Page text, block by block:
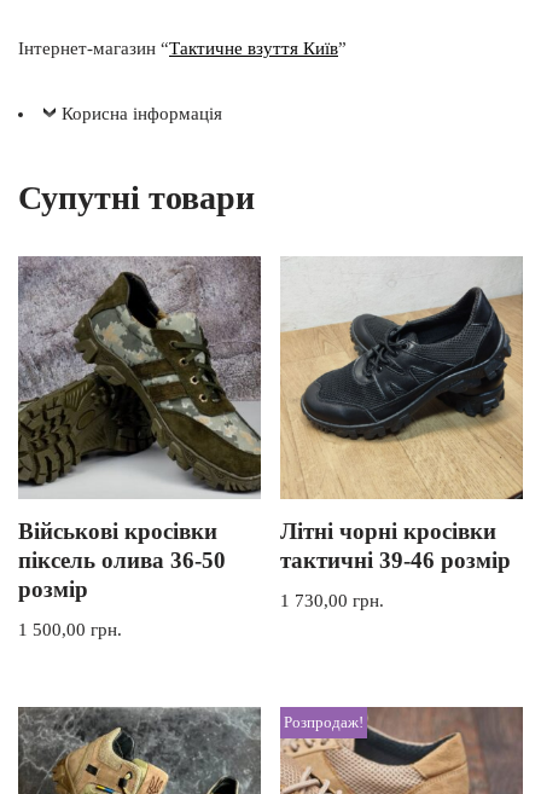
Інтернет-магазин “Тактичне взуття Київ”
Корисна інформація
Супутні товари
Військові кросівки
піксель олива 36-50
розмір
1 500,00 грн.
Літні чорні кросівки
тактичні 39-46 розмір
1 730,00грн.
Розпродаж!